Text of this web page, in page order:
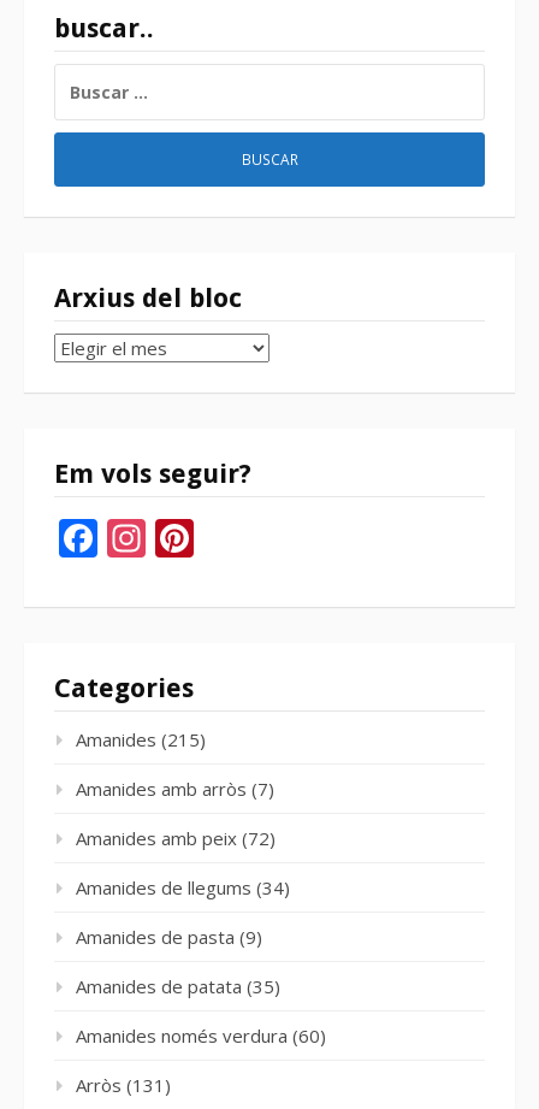
buscar..
Arxius del bloc
Arxius
bloc
Em vols seguir?
Facebook
Instagram
Categories
Amanides (215)
Amanides amb arròs (7)
Amanides amb peix (72)
Amanides de llegums (34)
Amanides de pasta (9)
Amanides de patata (35)
Amanides només verdura (60)
Arròs (131)